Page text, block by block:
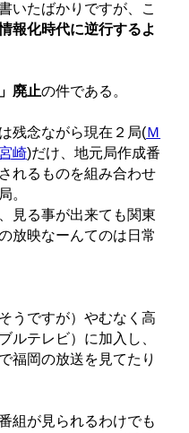
いたばかりですが、こ
報化時代に逆行するよ
廃止の件である。
残念ながら現在２局(Ｍ
崎)だけ、地元局作成番
れるものを組み合わせ
。
見る事が出来ても関東
放映なーんてのは日常
うですが）やむなく高
ルテレビ）に加入し、
福岡の放送を見てたり
組が見られるわけでも